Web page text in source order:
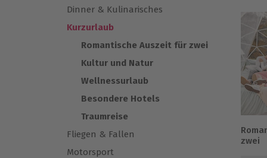
Dinner & Kulinarisches
Kurzurlaub
Romantische Auszeit für zwei
Kultur und Natur
Wellnessurlaub
Besondere Hotels
Traumreise
Fliegen & Fallen
Motorsport
zwei